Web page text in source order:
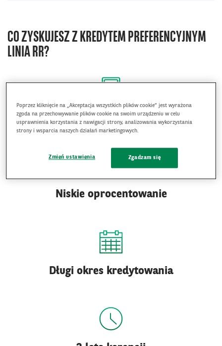
CO ZYSKUJESZ Z KREDYTEM PREFERENCYJNYM
LINIA RR?
Niski koszt kredytu
Niskie oprocentowanie
Długi okres kredytowania
Poprzez kliknięcie na „Akceptacja wszystkich plików cookie” jest wyrażona
zgoda na przechowywanie plików cookie na swoim urządzeniu w celu
usprawnienia korzystania z nawigacji strony, analizowania wykorzystania
strony i wsparcia naszych działań marketingowych.
Zmień ustawienia Zgadzam się